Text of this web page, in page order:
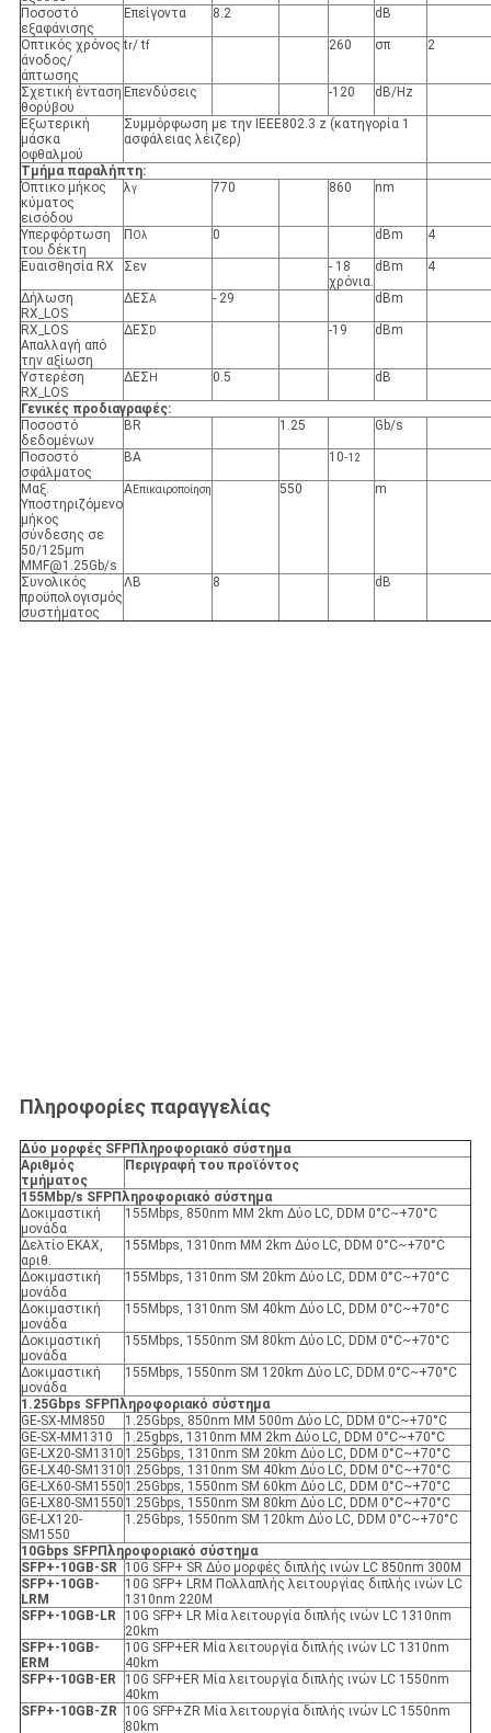
Ποσοστό
εξαφάνισης
Επείγοντα 8.2 dB
Οπτικός χρόνος
άνοδος/
άπτωσης
tr/ tf 260 σπ 2
Σχετική ένταση
θορύβου
Επενδύσεις -120 dB/Hz
Εξωτερική
μάσκα
οφθαλμού
Συμμόρφωση με την IEEE802.3 z (κατηγορία 1
ασφάλειας λέιζερ)
Τμήμα παραλήπτη:
Όπτικο μήκος
κύματος
εισόδου
λγ 770 860 nm
Υπερφόρτωση
του δέκτη
Π Ολ 0 dBm 4
Ευαισθησία RX Σεν
- 18
χρόνια.
dBm 4
Δήλωση
RX_LOS
ΔΕΣΑ - 29 dBm
RX_LOS
Απαλλαγή από
την αξίωση
ΔΕΣ D -19 dBm
Υστερέση
RX_LOS
ΔΕΣ H 0.5 dB
Γενικές προδιαγραφές:
Ποσοστό
δεδομένων
BR 1.25 Gb/s
Ποσοστό
σφάλματος
ΒΑ 10-12
Μαξ.
Υποστηριζόμενο
μήκος
σύνδεσης σε
50/125μm
MMF@1.25Gb/s
ΑΕπικαιροποίηση 550 m
Συνολικός
προϋπολογισμός
συστήματος
ΛΒ 8 dB
Πληροφορίες παραγγελίας
Δύο μορφές SFPΠληροφοριακό σύστημα
Αριθμός
τμήματος
Περιγραφή του προϊόντος
155Mbp/s SFPΠληροφοριακό σύστημα
Δοκιμαστική
μονάδα
155Mbps, 850nm MM 2km Δύο LC, DDM 0°C~+70°C
Δελτίο ΕΚΑΧ,
αριθ.
155Mbps, 1310nm MM 2km Δύο LC, DDM 0°C~+70°C
Δοκιμαστική
μονάδα
155Mbps, 1310nm SM 20km Δύο LC, DDM 0°C~+70°C
Δοκιμαστική
μονάδα
155Mbps, 1310nm SM 40km Δύο LC, DDM 0°C~+70°C
Δοκιμαστική
μονάδα
155Mbps, 1550nm SM 80km Δύο LC, DDM 0°C~+70°C
Δοκιμαστική
μονάδα
155Mbps, 1550nm SM 120km Δύο LC, DDM 0°C~+70°C
1.25Gbps SFPΠληροφοριακό σύστημα
GE-SX-MM850
1.25Gbps, 850nm MM 500m Δύο LC, DDM 0°C~+70°C
GE-SX-MM1310
1.25gbps, 1310nm MM 2km Δύο LC, DDM 0°C~+70°C
GE-LX20-SM1310 1.25Gbps, 1310nm SM 20km Δύο LC, DDM 0°C~+70°C
GE-LX40-SM1310 1.25Gbps, 1310nm SM 40km Δύο LC, DDM 0°C~+70°C
GE-LX60-SM1550 1.25Gbps, 1550nm SM 60km Δύο LC, DDM 0°C~+70°C
GE-LX80-SM1550 1.25Gbps, 1550nm SM 80km Δύο LC, DDM 0°C~+70°C
GE-LX120-
SM1550
1.25Gbps, 1550nm SM 120km Δύο LC, DDM 0°C~+70°C
10Gbps SFPΠληροφοριακό σύστημα
SFP+-10GB-SR
10G SFP+ SR Δύο μορφές διπλής ινών LC 850nm 300M
SFP+-10GB-
LRM
10G SFP+ LRM Πολλαπλής λειτουργίας διπλής ινών LC
1310nm 220M
SFP+-10GB-LR
10G SFP+ LR Μία λειτουργία διπλής ινών LC 1310nm
20km
SFP+-10GB-
ER Μ
10G SFP+ER Μία λειτουργία διπλής ινών LC 1310nm
40km
SFP+-10GB-ER
10G SFP+ER Μία λειτουργία διπλής ινών LC 1550nm
40km
SFP+-10GB-ZR
10G SFP+ZR Μία λειτουργία διπλής ινών LC 1550nm
80km